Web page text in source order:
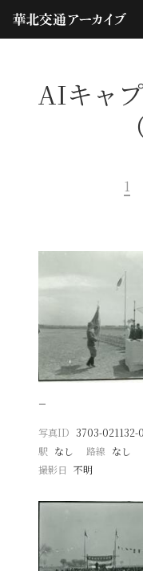
AIキャ
1
−
写真ID 3703-021132-0
駅 なし 路線 なし
撮影日
不明